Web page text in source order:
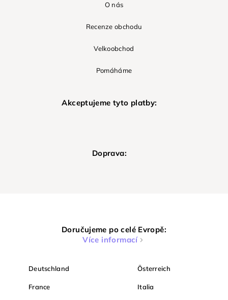
O nás
Recenze obchodu
Velkoobchod
Pomáháme
Akceptujeme tyto platby:
Doprava:
Doručujeme po celé Evropě:
Více informací
Deutschland Österreich
France Italia